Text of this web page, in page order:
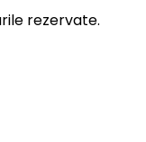
rezervate.